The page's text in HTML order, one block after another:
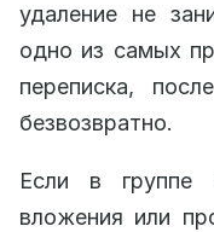
удаление не
одно из самых
переписка,
безвозвратно.
Если в группе
вложения или